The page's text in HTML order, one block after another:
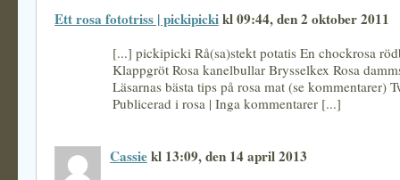
Ett rosa fototriss | pickipickikl 09:44, den 2 oktober 2011
[...] pickipicki Rå(sa)stekt potatis En chockrosa
Klappgröt Rosa kanelbullar Brysselkex Rosa
Läsarnas bästa tips på rosa mat (se kommentarer)
Publicerad i rosa | Inga kommentarer [...]
Cassiekl 13:09, den 14 april 2013